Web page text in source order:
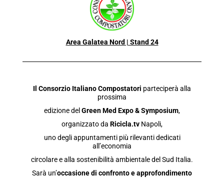
Area Galatea Nord | Stand 24
Il Consorzio Italiano Compostatori parteciperà alla
prossima
edizione del Green Med Expo & Symposium,
organizzato da Ricicla.tv Napoli,
uno degli appuntamenti più rilevanti dedicati
all’economia
circolare e alla sostenibilità ambientale del Sud Italia.
Sarà un’occasione di confronto eapprofondimento